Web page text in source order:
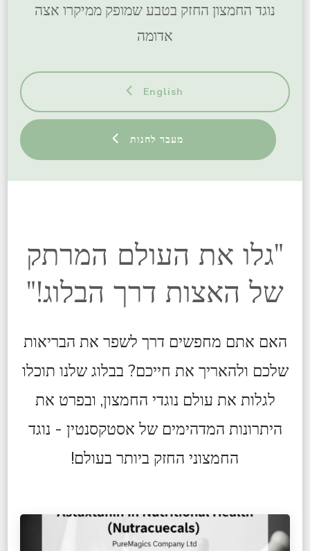
נוגד החמצון החזק בטבע שמופק ממיקרו אצה
אדומה
English
מעבר לחנות
"גלו את העולם המרתק
של האצות דרך הבלוג!"
האם אתם מחפשים דרך לשפר את הבריאות
שלכם ולהאריך את חייכם? בבלוג שלנו תוכלו
לגלות את עולם נוגדי החמצון, ובפרט את
היתרונות המדהימים של אסטקסנטין - נוגד
החמצוני החזק ביותר בעולם!